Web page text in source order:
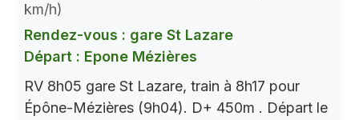
km/h)
Rendez-vous : gare St Lazare
Départ : Epone Mézières
RV 8h05 gare St Lazare, train à 8h17 pour
Épône-Mézières (9h04). D+ 450m . Départ le